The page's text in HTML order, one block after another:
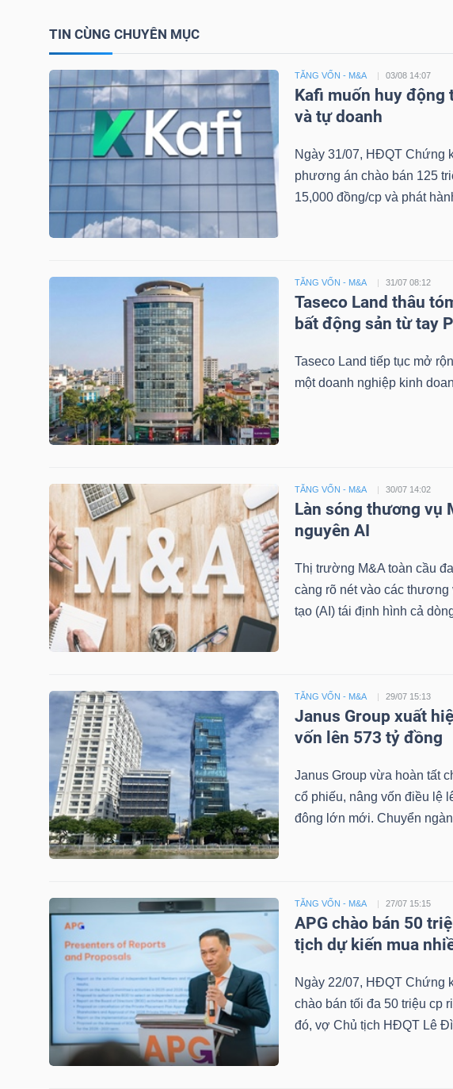
TIN CÙNG CHUYÊN MỤC
TĂNG VỐN - M&A 03/08 14:07
Kafi muốn huy động
và tự doanh
Ngày 31/07, HĐQT Chứng
phương án chào bán 125
15,000 đồng/cp và phát
TĂNG VỐN - M&A 31/07 08:12
Taseco Land thâu
bất động sản từ tay
Taseco Land tiếp tục mở
một doanh nghiệp kinh
TĂNG VỐN - M&A 30/07 14:02
Làn sóng thương vụ
nguyên AI
Thị trường M&A toàn cầu
càng rõ nét vào các
tạo (AI) tái định hình cả
TĂNG VỐN - M&A 29/07 15:13
Janus Group xuất
vốn lên 573 tỷ đồng
Janus Group vừa hoàn tất
cổ phiếu, nâng vốn điều lệ
đông lớn mới. Chuyển
TĂNG VỐN - M&A 27/07 15:15
APG chào bán 50
tịch dự kiến mua
Ngày 22/07, HĐQT Chứng
chào bán tối đa 50 triệu cp
đó, vợ Chủ tịch HĐQT Lê
TRÁI
PHIẾU
CÔNG
LIỆU
Ngành
SECTOR
NĂNG
LƯỢNG
NGUYÊN
KHÔNG